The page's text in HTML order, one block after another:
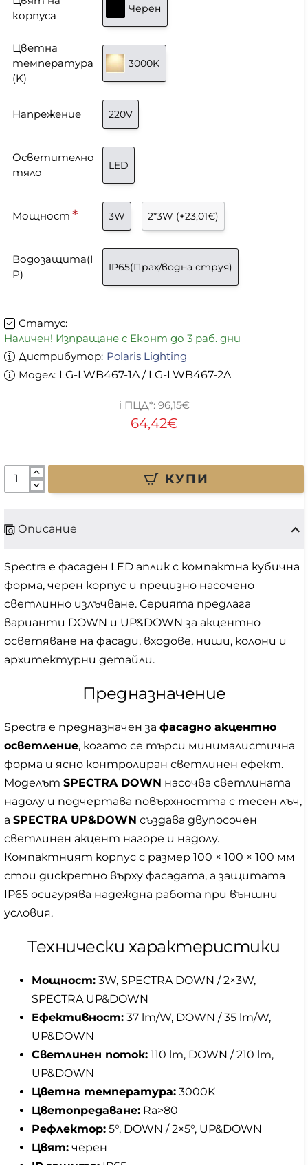
Статус:
Наличен! Изпращане с Еконт до 3 раб. дни
Дистрибутор: Polaris Lighting
Модел: LG-LWB467-1A / LG-LWB467-2A
64,42€
96,15€
корпуса
Черен
Цветна
температура
(K)
3000K
Напрежение 220V
Осветително
тяло
LED
Мощност 3W 2*3W (+23,01€)
Водозащита(I
P)
IP65(Прах/водна струя)
КУПИ
Описание
Spectra е фасаден LED аплик с компактна кубична
форма, черен корпус и прецизно насочено
светлинно излъчване. Серията предлага
варианти DOWN и UP&DOWN за акцентно
осветяване на фасади, входове, ниши, колони и
архитектурни детайли.
Предназначение
Spectra е предназначен за фасадно акцентно
осветление, когато се търси минималистична
форма и ясно контролиран светлинен ефект.
Моделът SPECTRA DOWN насочва светлината
надолу и подчертава повърхността с тесен лъч,
а SPECTRA UP&DOWN създава двупосочен
светлинен акцент нагоре и надолу.
Компактният корпус с размер 100 × 100 × 100 мм
стои дискретно върху фасадата, а защитата
IP65 осигурява надеждна работа при външни
условия.
Технически характеристики
Мощност: 3W, SPECTRA DOWN / 2×3W,
SPECTRA UP&DOWN
Ефективност: 37 lm/W, DOWN / 35 lm/W,
UP&DOWN
Светлинен поток: 110 lm, DOWN / 210 lm,
UP&DOWN
Цветна температура: 3000K
Цветопредаване: Ra>80
Рефлектор: 5°, DOWN / 2×5°, UP&DOWN
Цвят: черен